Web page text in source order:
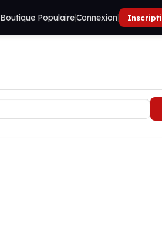
Boutique Populaire|Connexion|